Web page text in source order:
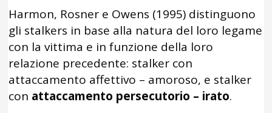
Harmon, Rosner e Owens (1995) distinguono
gli stalkers in base alla natura del loro legame
con la vittima e in funzione della loro
relazione precedente: stalker con
attaccamento affettivo – amoroso, e stalker
con attaccamento persecutorio – irato.